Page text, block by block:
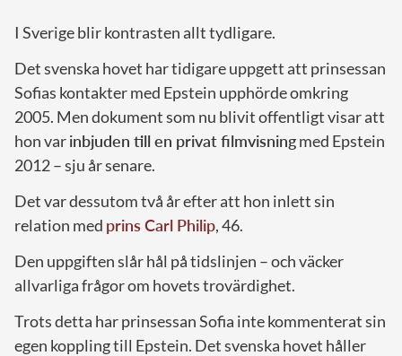
I Sverige blir kontrasten allt tydligare.
Det svenska hovet har tidigare uppgett att prinsessan
Sofias kontakter med Epstein upphörde omkring
2005. Men dokument som nu blivit offentligt visar att
hon varinbjuden till en privat filmvisningmed Epstein
2012 – sju år senare.
Det var dessutom två år efter att hon inlett sin
relation med prins Carl Philip, 46.
Den uppgiften slår hål på tidslinjen – och väcker
allvarliga frågor om hovets trovärdighet.
Trots detta har prinsessan Sofia inte kommenterat sin
egen koppling till Epstein. Det svenska hovet håller